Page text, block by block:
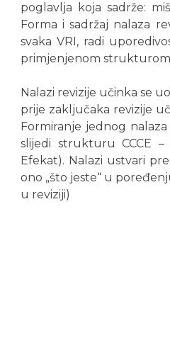
poglavlja koja sadrže:
Forma i sadržaj nalaza
svaka VRI, radi
primjenjenom strukturom
Nalazi revizije učinka se
prije zaključaka revizije
Formiranje jednog
slijedi strukturu CCCE
Efekat). Nalazi ustvari
ono „što jeste“ u
u reviziji)